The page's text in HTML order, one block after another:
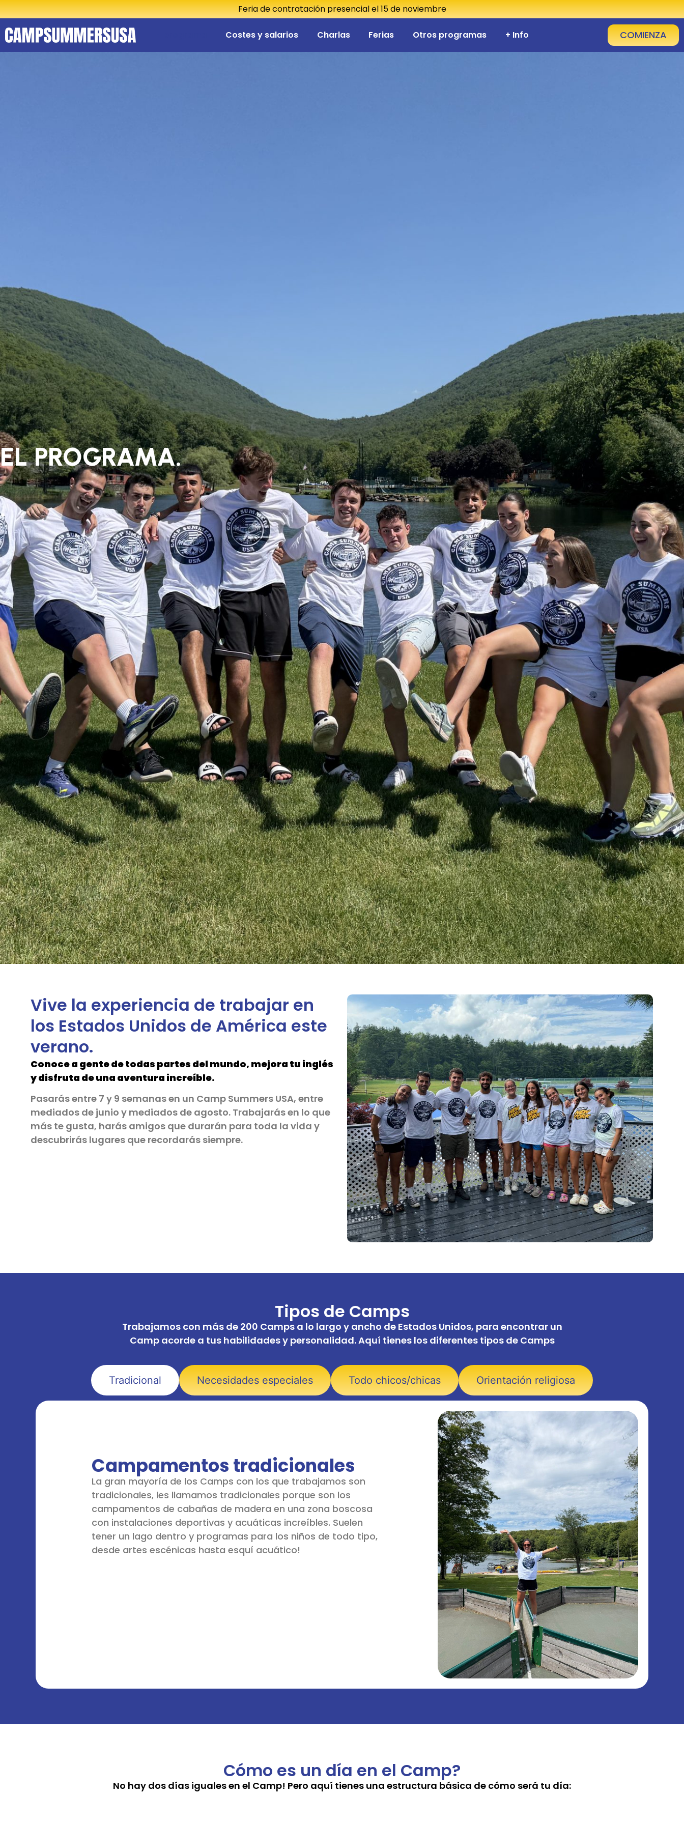
Feria de contratación presencial el 15 de noviembre
Costes y salarios Charlas Ferias Otros programas + Info COMIENZA
EL PROGRAMA.
.
Vive la experiencia de trabajar en
los Estados Unidos de América este
verano.
Conoce a gente de todas partes del mundo, mejora tu inglés
y disfruta de una aventura increíble.
Pasarás entre 7 y 9 semanas en un Camp Summers USA, entre
mediados de junio y mediados de agosto. Trabajarás en lo que
más te gusta, harás amigos que durarán para toda la vida y
descubrirás lugares que recordarás siempre.
Tipos de Camps
Trabajamos con más de 200 Camps a lo largo y ancho de Estados Unidos, para encontrar un
Camp acorde a tus habilidades y personalidad. Aquí tienes los diferentes tipos de Camps
Tradicional Necesidades especiales Todo chicos/chicas Orientación religiosa
Campamentos tradicionales
La gran mayoría de los Camps con los que trabajamos son
tradicionales, les llamamos tradicionales porque son los
campamentos de cabañas de madera en una zona boscosa
con instalaciones deportivas y acuáticas increíbles. Suelen
tener un lago dentro y programas para los niños de todo tipo,
desde artes escénicas hasta esquí acuático!
Cómo es un día en el Camp?
No hay dos días iguales en el Camp! Pero aquí tienes una estructura básica de cómo será tu día: